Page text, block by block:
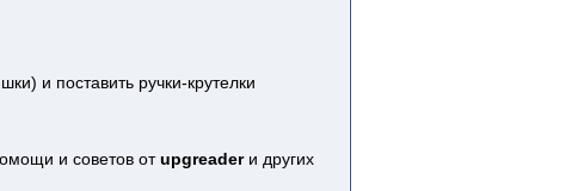
и поставить ручки-крутелки
и советов отupgreaderи других